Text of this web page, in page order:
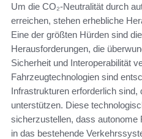
Um die CO₂-Neutralität durch
erreichen, stehen erhebliche
Eine der größten Hürden sind
Herausforderungen, die
Sicherheit und Interoperabilität
Fahrzeugtechnologien sind
Infrastrukturen erforderlich sind,
unterstützen. Diese
sicherzustellen, dass autonome
in das bestehende